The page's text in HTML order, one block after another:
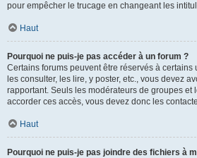
pour empêcher le trucage en changeant les
Haut
Pourquoi ne puis-je pas accéder à un forum ?
Certains forums peuvent être réservés à
les consulter, les lire, y poster, etc., vous devez
rapportant. Seuls les modérateurs de groupes et
accorder ces accès, vous devez donc les
Haut
Pourquoi ne puis-je pas joindre des fichiers à